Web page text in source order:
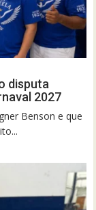
disputa
2027
Benson e que